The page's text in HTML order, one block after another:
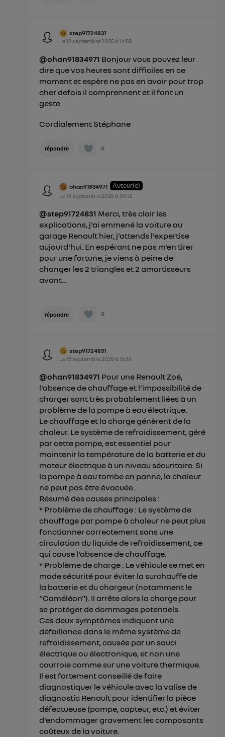
step91724831
Le19 septembre 2025à14:58
@ohan91834971 Bonjour vous pouvez leur
dire que vos heures sont difficiles en ce
moment et espère ne pas en avoir pour trop
cher defois il comprennent et il font un
geste
Cordialement Stéphane
répondre 0
ohan91834971 Auteur(e)
Le19 septembre 2025à 09:12
@step91724831 Merci, très clair les
explications, j'ai emmené la voiture au
garage Renault hier, j'attends l'expertise
aujourd'hui. En espérant ne pas m'en tirer
pour une fortune, je viens à peine de
changer les 2 triangles et 2 amortisseurs
avant...
répondre 0
step91724831
Le18 septembre 2025à16:36
@ohan91834971 Pour une Renault Zoé,
l'absence de chauffage et l'impossibilité de
charger sont très probablement liées à un
problème de la pompe à eau électrique.
Le chauffage et la charge génèrent de la
chaleur. Le système de refroidissement, géré
par cette pompe, est essentiel pour
maintenir la température de la batterie et du
moteur électrique à un niveau sécuritaire. Si
la pompe à eau tombe en panne, la chaleur
ne peut pas être évacuée.
Résumé des causes principales :
* Problème de chauffage : Le système de
chauffage par pompe à chaleur ne peut plus
fonctionner correctement sans une
circulation du liquide de refroidissement, ce
qui cause l'absence de chauffage.
* Problème de charge : Le véhicule se met en
mode sécurité pour éviter la surchauffe de
la batterie et du chargeur (notamment le
"Caméléon"). Il arrête alors la charge pour
se protéger de dommages potentiels.
Ces deux symptômes indiquent une
défaillance dans le même système de
refroidissement, causée par un souci
électrique ou électronique, et non une
courroie comme sur une voiture thermique.
Il est fortement conseillé de faire
diagnostiquer le véhicule avec la valise de
diagnostic Renault pour identifier la pièce
défectueuse (pompe, capteur, etc.) et éviter
d'endommager gravement les composants
coûteux de la voiture.